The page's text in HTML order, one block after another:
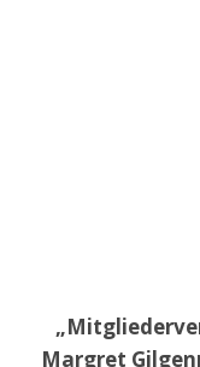
Margret